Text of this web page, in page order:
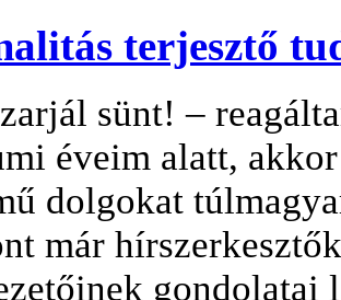
terjesztő
sünt! –
éveim alatt,
dolgokat
már
gondolatai